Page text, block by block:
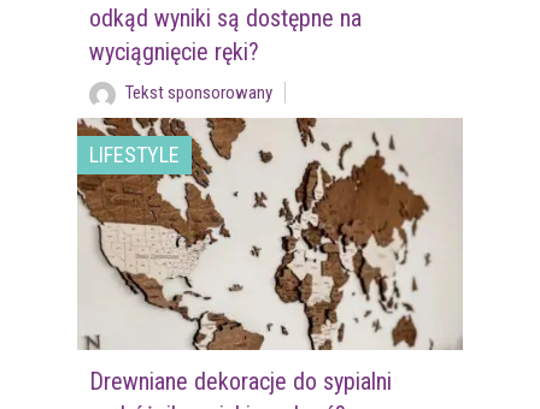
odkąd wyniki są dostępne na
wyciągnięcie ręki?
Tekst sponsorowany
LIFESTYLE
Drewniane dekoracje do sypialni